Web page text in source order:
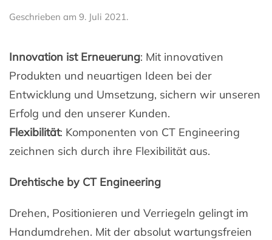
Geschrieben am 9. Juli 2021.
Innovation ist Erneuerung: Mit innovativen
Produkten und neuartigen Ideen bei der
Entwicklung und Umsetzung, sichern wir unseren
Erfolg und den unserer Kunden.
Flexibilität: Komponenten von CT Engineering
zeichnen sich durch ihre Flexibilität aus.
Drehtische by CT Engineering
Drehen, Positionieren und Verriegeln gelingt im
Handumdrehen. Mit der absolut wartungsfreien